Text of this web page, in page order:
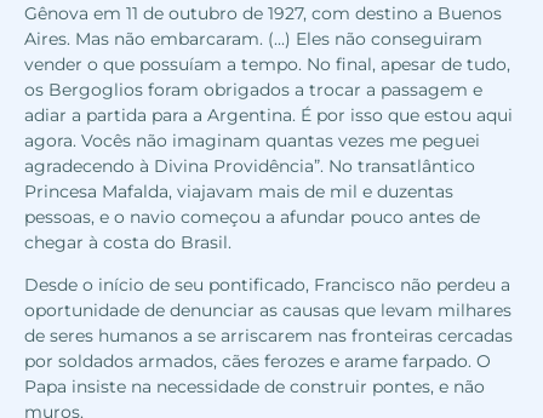
Gênova em 11 de outubro de 1927, com destino a Buenos
Aires. Mas não embarcaram. (...) Eles não conseguiram
vender o que possuíam a tempo. No final, apesar de tudo,
os Bergoglios foram obrigados a trocar a passagem e
adiar a partida para a Argentina. É por isso que estou aqui
agora. Vocês não imaginam quantas vezes me peguei
agradecendo à Divina Providência”. No transatlântico
Princesa Mafalda, viajavam mais de mil e duzentas
pessoas, e o navio começou a afundar pouco antes de
chegar à costa do Brasil.
Desde o início de seu pontificado, Francisco não perdeu a
oportunidade de denunciar as causas que levam milhares
de seres humanos a se arriscarem nas fronteiras cercadas
por soldados armados, cães ferozes e arame farpado. O
Papa insiste na necessidade de construir pontes, e não
muros.